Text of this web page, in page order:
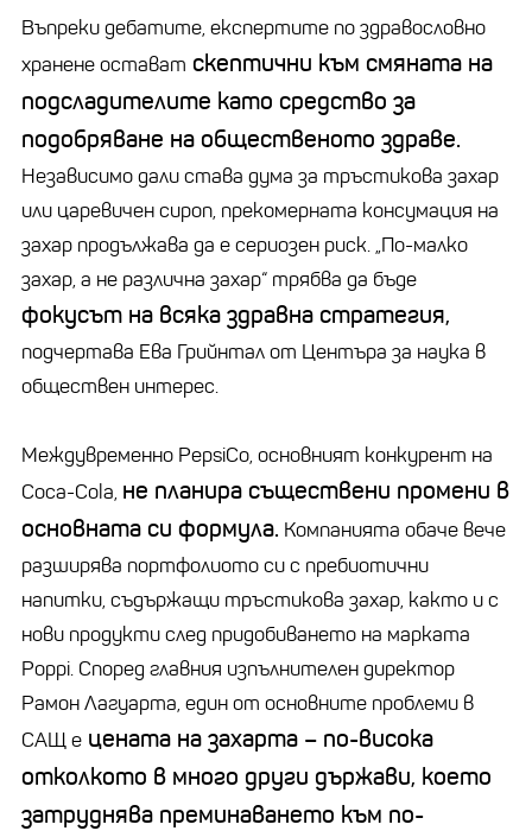
Въпреки дебатите, експертите по здравословно
хранене остават скептични към смяната на
подсладителите като средство за
подобряване на общественото здраве.
Независимо дали става дума за тръстикова захар
или царевичен сироп, прекомерната консумация на
захар продължава да е сериозен риск. „По-малко
захар, а не различна захар“ трябва да бъде
фокусът на всяка здравна стратегия,
подчертава Ева Грийнталот Центъра за наука в
обществен интерес.
Междувременно PepsiCo, основният конкурент на
Coca-Cola, не планира съществени промени в
основната си формула. Компанията обаче вече
разширява портфолиото си с пребиотични
напитки, съдържащи тръстикова захар, както и с
нови продукти след придобиването на марката
Poppi. Според главния изпълнителен директор
РамонЛагуарта, един от основните проблеми в
САЩ е цената на захарта – по-висока
отколкото в много други държави, което
затруднява преминаването към по-